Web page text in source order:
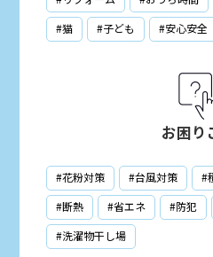
#猫
#子ども #安心安全
お困り
#花粉対策 #台風対策 #
#断熱
#省エネ #防犯
#洗濯物干し場